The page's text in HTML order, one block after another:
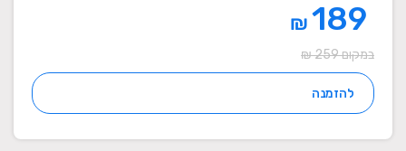
₪
במקום 259 ₪
להזמנה